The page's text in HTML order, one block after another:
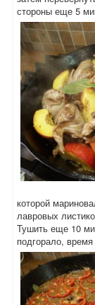
стороны еще 5
которой
лавровых
Тушить еще 10
подгорало,